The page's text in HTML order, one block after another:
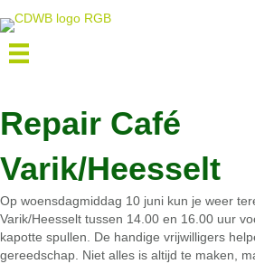
Repair Café
Varik/Heesselt
Op woensdagmiddag 10 juni kun je weer
Varik/Heesselt tussen 14.00 en 16.00 uur
kapotte spullen. De handige vrijwilligers
gereedschap. Niet alles is altijd te maken,